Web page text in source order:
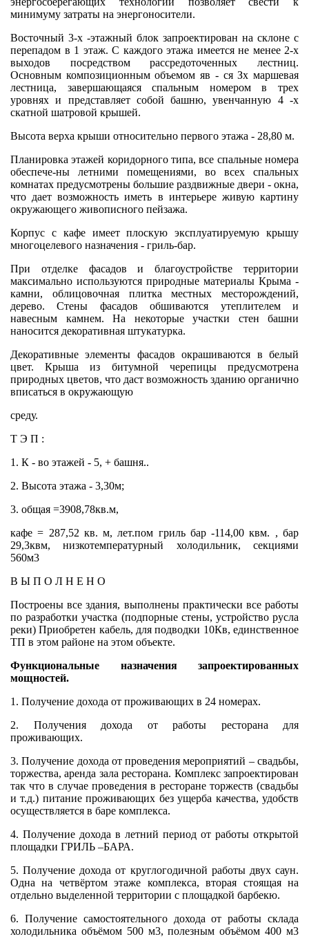
минимуму затраты на энергоносители.
Восточный 3-х -этажный блок запроектирован на склоне с
перепадом в 1 этаж. С каждого этажа имеется не менее 2-х
выходов посредством рассредоточенных лестниц.
Основным композиционным объемом яв - ся Зх маршевая
лестница, завершающаяся спальным номером в трех
уровнях и представляет собой башню, увенчанную 4 -х
скатной шатровой крышей.
Высота верха крыши относительно первого этажа - 28,80 м.
Планировка этажей коридорного типа, все спальные номера
обеспече-ны летними помещениями, во всех спальных
комнатах предусмотрены большие раздвижные двери - окна,
что дает возможность иметь в интерьере живую картину
окружающего живописного пейзажа.
Корпус с кафе имеет плоскую эксплуатируемую крышу
многоцелевого назначения - гриль-бар.
При отделке фасадов и благоустройстве территории
максимально используются природные материалы Крыма -
камни, облицовочная плитка местных месторождений,
дерево. Стены фасадов обшиваются утеплителем и
навесным камнем. На некоторые участки стен башни
наносится декоративная штукатурка.
Декоративные элементы фасадов окрашиваются в белый
цвет. Крыша из битумной черепицы предусмотрена
природных цветов, что даст возможность зданию органично
вписаться в окружающую
среду.
Т Э П :
1. К - во этажей - 5, + башня..
2. Высота этажа - 3,30м;
3. общая =3908,78кв.м,
кафе = 287,52 кв. м, лет.пом гриль бар -114,00 квм. , бар
29,3квм, низкотемпературный холодильник, секциями
560м3
В Ы П О Л Н Е Н О
Построены все здания, выполнены практически все работы
по разработки участка (подпорные стены, устройство русла
реки) Приобретен кабель, для подводки 10Кв, единственное
ТП в этом районе на этом объекте.
Функциональные назначения запроектированных
мощностей.
1. Получение дохода от проживающих в 24 номерах.
2. Получения дохода от работы ресторана для
проживающих.
3. Получение дохода от проведения мероприятий – свадьбы,
торжества, аренда зала ресторана. Комплекс запроектирован
так что в случае проведения в ресторане торжеств (свадьбы
и т.д.) питание проживающих без ущерба качества, удобств
осуществляется в баре комплекса.
4. Получение дохода в летний период от работы открытой
площадки ГРИЛЬ –БАРА.
5. Получение дохода от круглогодичной работы двух саун.
Одна на четвёртом этаже комплекса, вторая стоящая на
отдельно выделенной территории с площадкой барбекю.
6. Получение самостоятельного дохода от работы склада
холодильника объёмом 500 м3, полезным объёмом 400 м3